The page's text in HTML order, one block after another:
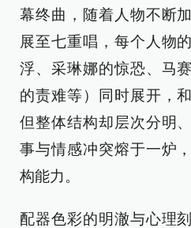
幕终曲，随着人物不断
展至七重唱，每个人物
浮、采琳娜的惊恐、马
的责难等）同时展开，
但整体结构却层次分明
事与情感冲突熔于一炉
构能力。
配器色彩的明澈与心理